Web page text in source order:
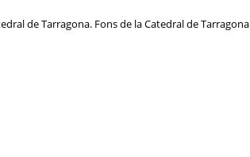
de Tarragona. Fons de la Catedral de Tarragona